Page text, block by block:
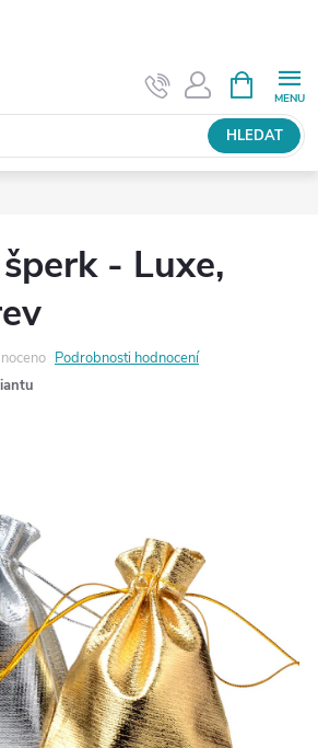
HLEDAT
NÁKUPNÍ
KOŠÍK
- Luxe,
Podrobnosti hodnocení